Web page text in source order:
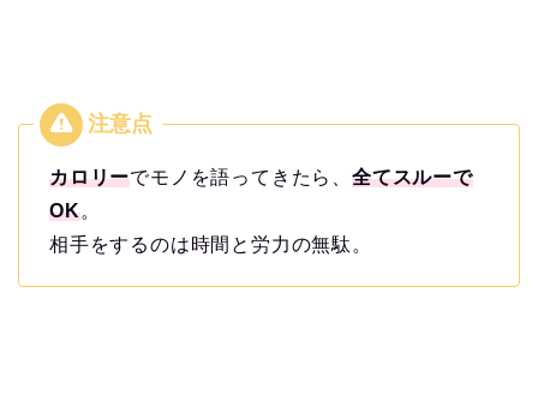
カロリーでモノを語ってきたら、全てスルーで
OK。
相手をするのは時間と労力の無駄。